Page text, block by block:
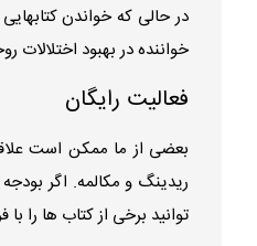
در حالی که خواندن
خواننده در بهبود
فعالیت رایگان
بعضی از ما ممکن است
ریدینگ و مکالمه. اگر
توانید برخی از کتاب ها را